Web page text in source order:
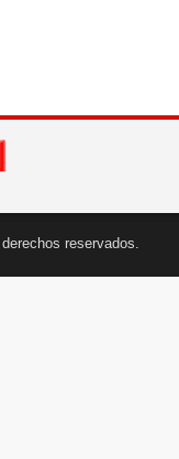
reservados.